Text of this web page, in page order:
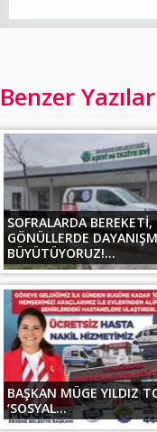
Benzer Yazılar
SOFRALARDA BEREKETİ,
GÖNÜLLERDE
BÜYÜTÜYORUZ!...
BAŞKAN MÜGE YILDIZ
‘SOSYAL...